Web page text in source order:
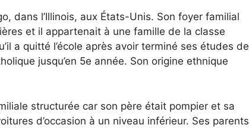
dans l’Illinois, aux États-Unis. Son foyer familial
et il appartenait à une famille de la classe
a quitté l’école après avoir terminé ses études de
jusqu’en 5e année. Son origine ethnique
structurée car son père était pompier et sa
d’occasion à un niveau inférieur. Ses parents